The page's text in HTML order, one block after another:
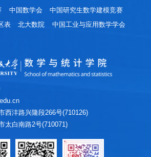
西沣路兴隆段266号(710126)
太白南路2号(710071)
中国数学会
中国研究生数学建模竞赛
表 北大数院
中国工业与应用数学学会